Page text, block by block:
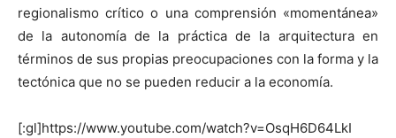
regionalismo crítico o una comprensión «momentánea»
de la autonomía de la práctica de la arquitectura en
términos de sus propias preocupaciones con la forma y la
tectónica que no se pueden reducir a la economía.
[:gl]https://www.youtube.com/watch?v=OsqH6D64LkI